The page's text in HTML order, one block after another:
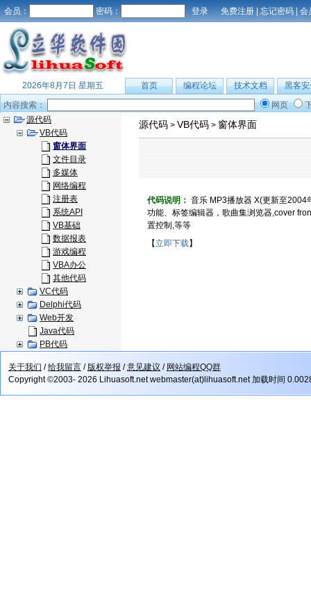
会员： 密码： 免费注册 | 忘记密码 | 会
2026年8月7日 星期五 首页 编程论坛 技术文档
黑客安
内容搜索：
网页
源代码
VB代码
窗体界面
文件目录
多媒体
网络编程
注册表
系统API
VB基础
数据报表
游戏编程
VBA办公
其他代码
VC代码
Delphi代码
Web开发
Java代码
PB代码
源代码 > VB代码 > 窗体界面
代码说明： 音乐 MP3播放器 X(更新至2004
功能、标签编辑器，歌曲集浏览器,cover
置控制,等等
【立即下载】
关于我们 /给我留言 /版权举报 /意见建议 / 网站编程QQ群
Copyright ©2003- 2026 Lihuasoft.net webmaster(at)lihuasoft.net 加载时间